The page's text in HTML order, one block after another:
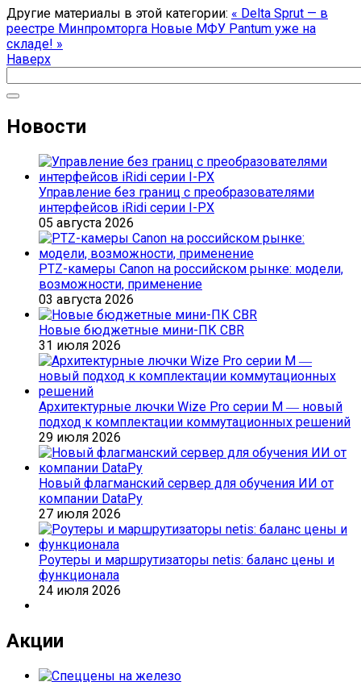
Другие материалы в этой категории: « Delta Sprut — в
реестре Минпромторга Новые МФУ Pantum уже на
складе! »
Наверх
Новости
Управление без границ с преобразователями
интерфейсов iRidi серии I-PX
05 августа 2026
PTZ-камеры Canon на российском рынке: модели,
возможности, применение
03 августа 2026
Новые бюджетные мини-ПК CBR
31 июля 2026
Архитектурные лючки Wize Pro серии M ― новый
подход к комплектации коммутационных решений
29 июля 2026
Новый флагманский сервер для обучения ИИ от
компании DataРу
27 июля 2026
Роутеры и маршрутизаторы netis: баланс цены и
функционала
24 июля 2026
Акции